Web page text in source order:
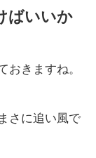
ばいいか
おきますね。
さに追い風で